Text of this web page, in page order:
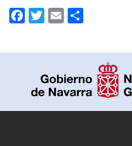
Facebook
Twitter
Email